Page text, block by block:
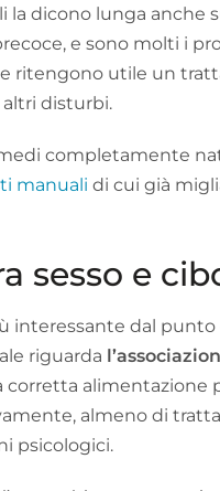
la dicono lunga anche
e sono molti i
ritengono utile un
disturbi.
completamente
manuali di cui già
sesso e
interessante dal
riguarda
alimentazione
almeno di
psicologici.